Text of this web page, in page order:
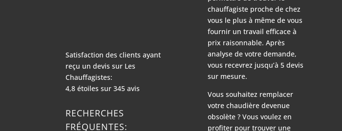
Satisfaction des clients ayant
reçu un devis sur Les
Chauffagistes:
4,8 étoiles sur345 avis
RECHERCHES
FRÉQUENTES:
chauffagiste proche de chez
vous le plus à même de vous
fournir un travail efficace à
prix raisonnable. Après
analyse de votre demande,
vous recevrez jusqu’à 5 devis
sur mesure.
Vous souhaitez remplacer
votre chaudière devenue
obsolète ? Vous voulez en
profiter pour trouver une